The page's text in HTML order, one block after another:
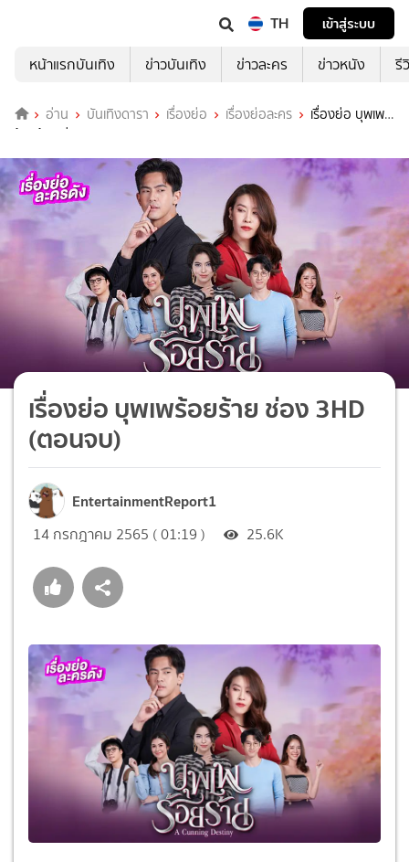
TH
เข้าสู่ระบบ
หน้าแรกบันเทิง
ข่าวบันเทิง ข่าวละคร ข่าวหนัง รี
อ่าน บันเทิงดารา เรื่องย่อ เรื่องย่อละคร
เรื่องย่อ บุพเพ
ร้อยร้าย ช่อง 3HD (ตอนจบ)
เรื่องย่อ บุพเพร้อยร้าย ช่อง 3HD
(ตอนจบ)
EntertainmentReport1
14 กรกฎาคม 2565 ( 01:19 ) 25.6K